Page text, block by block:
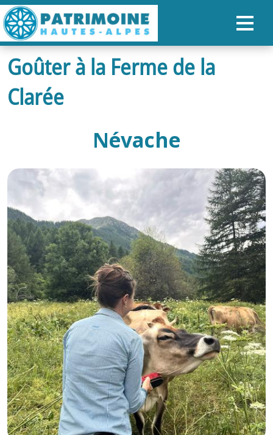
ACCUEIL
CARTE
RANDONNÉES
ORGANISER SON SÉJOUR
RECHERCHER
FR
GB
IT
Goûter à la Ferme de la
Clarée
Névache